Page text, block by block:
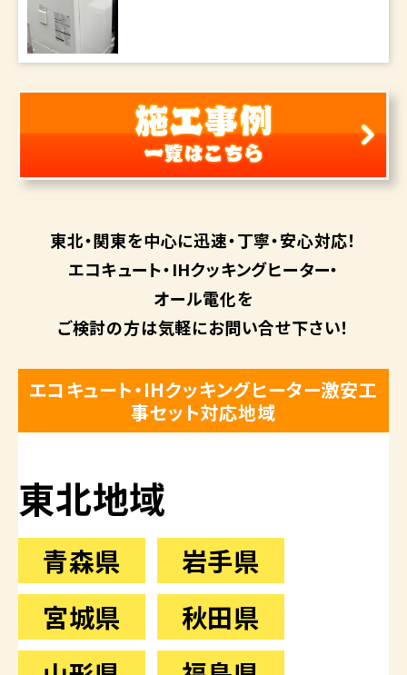
東北・関東を中心に迅速・丁寧・安心対応！
エコキュート・IHクッキングヒーター・
オール電化を
ご検討の方は気軽にお問い合せ下さい！
エコキュート・IHクッキングヒーター激安工
事セット対応地域
東北地域
青森県
岩手県
宮城県
秋田県